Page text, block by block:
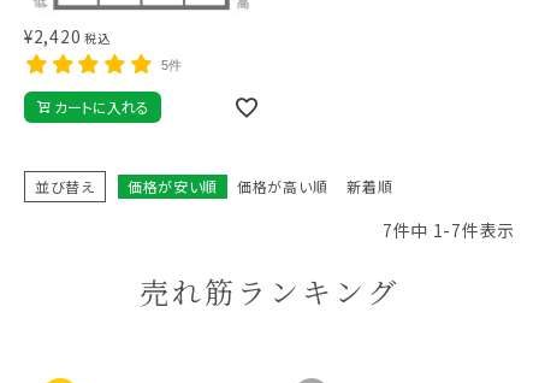
¥2,420 税込
5件
カートに入れる
並び替え 価格が安い順 価格が高い順 新着順
7件中 1-7件表示
売れ筋ランキング